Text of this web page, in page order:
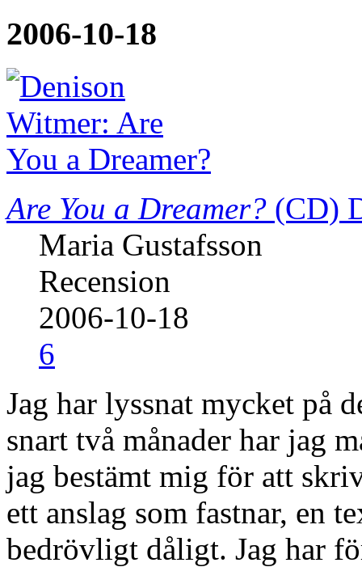
2006-10-18
Are You a Dreamer? (CD)
Maria Gustafsson
Recension
2006-10-18
6
Jag har lyssnat mycket på
snart två månader har jag
jag bestämt mig för att
ett anslag som fastnar, en
bedrövligt dåligt. Jag har